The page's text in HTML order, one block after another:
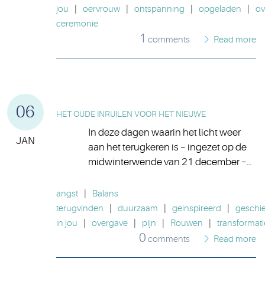
jou
oervrouw ontspanning opgeladen
ceremonie
1 comments Read more
06
JAN
HET OUDE INRUILEN VOOR HET NIEUWE
In deze dagen waarin het licht weer
aan het terugkeren is – ingezet op de
midwinterwende van 21 december –…
angst
Balans
terugvinden
duurzaam geinspireerd
in jou
overgave pijn Rouwen
0 comments Read more